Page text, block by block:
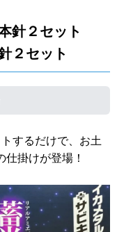
針２セット
２セット
するだけで、お土
掛けが登場！